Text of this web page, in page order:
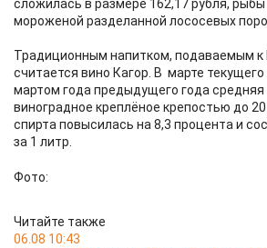
сложилась в размере 162,17 рубля,
мороженой разделанной лососевых
Традиционным напитком, подаваемым к
считается вино Кагор. В марте
мартом года предыдущего года средняя
виноградное креплёное крепостью до
спирта повысилась на 8,3 процента и
за 1 литр.
Фото:
Читайте также
06.08 10:43